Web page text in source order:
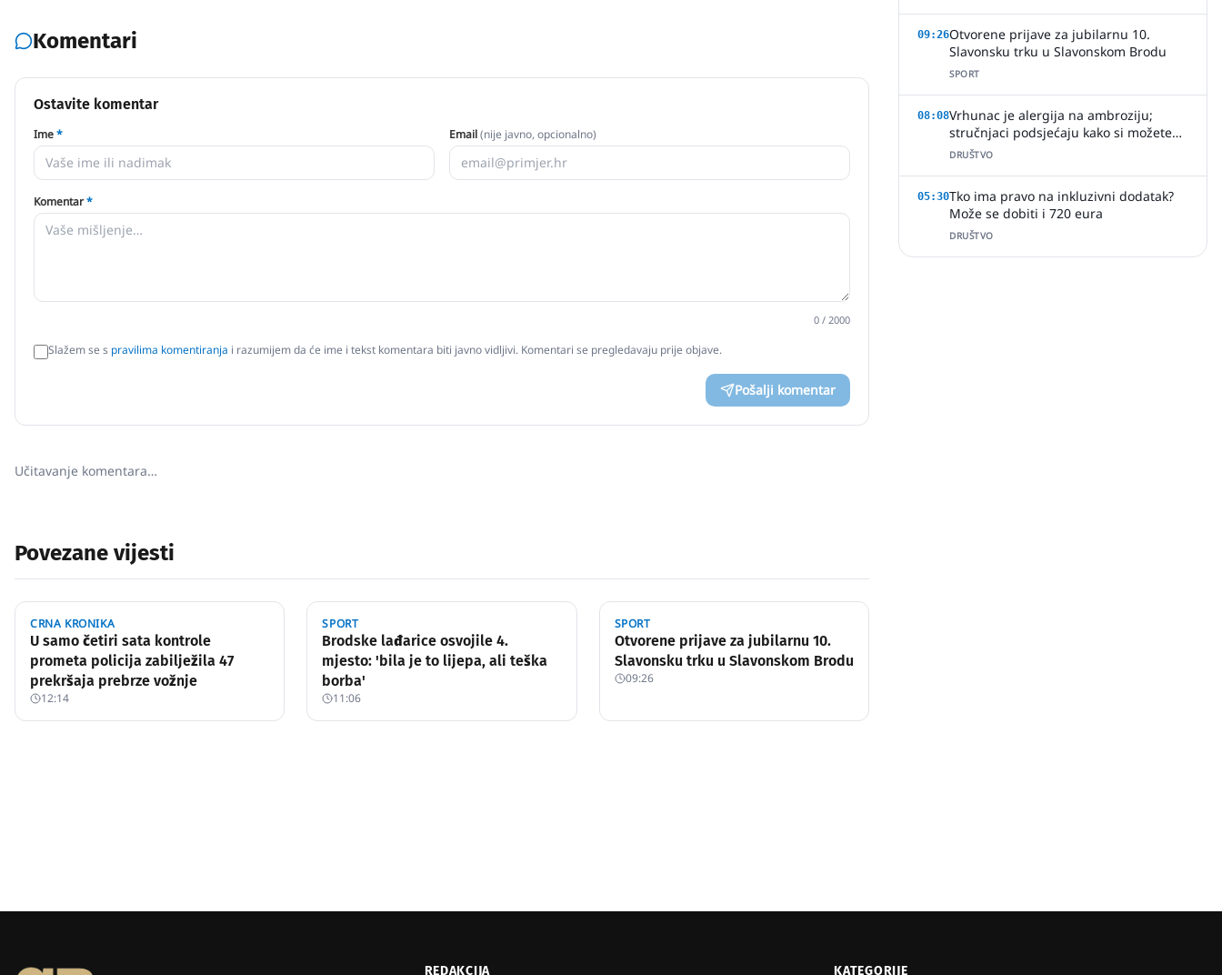
Komentari
Ostavite komentar
Ime* Email(nije javno, opcionalno)
Komentar*
0 / 2000
Slažem se s pravilima komentiranja i razumijem da će ime i tekst komentara biti javno vidljivi. Komentari se pregledavaju prije objave.
Pošalji komentar
Učitavanje komentara…
Povezane vijesti
CRNA KRONIKA
U samo četiri sata kontrole
prometa policija zabilježila 47
prekršaja prebrze vožnje
12:14
SPORT
Brodske lađarice osvojile 4.
mjesto: 'bila je to lijepa, ali teška
borba'
11:06
SPORT
Otvorene prijave za jubilarnu 10.
Slavonsku trku u Slavonskom Brodu
09:26
09:26Otvorene prijave za jubilarnu 10.
Slavonsku trku u Slavonskom Brodu
SPORT
08:08Vrhunac je alergija na ambroziju;
stručnjaci podsjećaju kako si možete
pomoći
DRUŠTVO
05:30Tko ima pravo na inkluzivni dodatak?
Može se dobiti i 720 eura
DRUŠTVO
REDAKCIJA KATEGORIJE